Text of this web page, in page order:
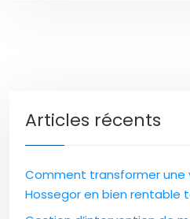
Articles récents
Comment transformer une
Hossegor en bien rentable